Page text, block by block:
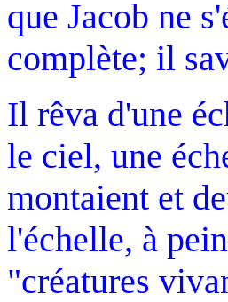
que Jacob ne
complète; il
Il rêva d'une
le ciel, une
montaient et
l'échelle, à
"créatures